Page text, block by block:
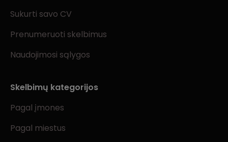
Sukurti savo CV
Prenumeruoti skelbimus
Naudojimosi sąlygos
Skelbimų kategorijos
Pagal įmones
Pagal miestus